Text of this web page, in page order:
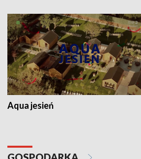
Aqua jesień